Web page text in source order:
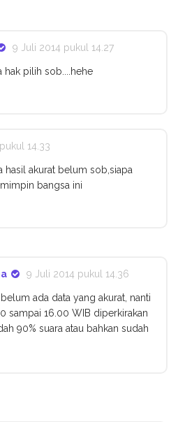
9 Juli 2014 pukul 14.27
pilih sob....hehe
14.33
hasil akurat belum sob,siapa
bangsa ini
9 Juli 2014 pukul 14.36
ada data yang akurat, nanti
sampai 16.00 WIB diperkirakan
90% suara atau bahkan sudah